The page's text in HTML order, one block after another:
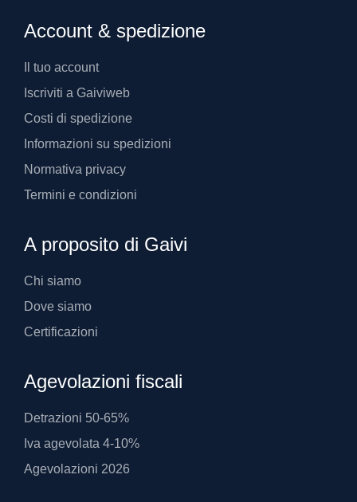
Account & spedizione
Il tuo account
Iscriviti a Gaiviweb
Costi di spedizione
Informazioni su spedizioni
Normativa privacy
Termini e condizioni
A proposito di Gaivi
Chi siamo
Dove siamo
Certificazioni
Agevolazioni fiscali
Detrazioni 50-65%
Iva agevolata 4-10%
Agevolazioni 2026